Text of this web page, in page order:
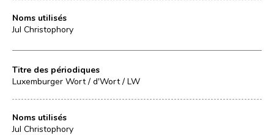
Noms utilisés
Jul Christophory
Titre des périodiques
Luxemburger Wort / d'Wort / LW
Noms utilisés
Jul Christophory